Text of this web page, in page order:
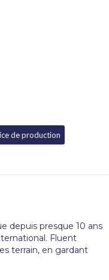
de production
depuis presque 10 ans
Fluent
terrain, en gardant